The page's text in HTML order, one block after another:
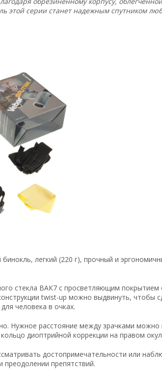
этой серии станет надежным спутником
бинокль, легкий (220 г), прочный и
стекла ВАК7 с просветляющим
twist-up можно выдвинуть, чтобы
человека в очках.
Нужное расстояние между зрачками
диоптрийной коррекции на правом
достопримечательности или
препятствий.